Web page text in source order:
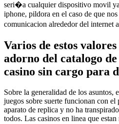
seri�a cualquier dispositivo movil
iphone, pildora en el caso de que
comunicacion alrededor del internet
Varios de estos
adorno del catalogo
casino sin cargo para
Sobre la generalidad de los asuntos,
juegos sobre suerte funcionan con
aparato de replica y no ha
todos. Las casinos en linea que